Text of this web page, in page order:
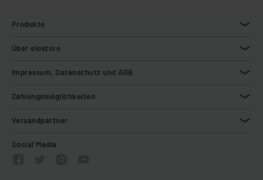
Produkte
Über elostore
Impressum, Datenschutz und AGB
Zahlungsmöglichkeiten
Versandpartner
Social Media